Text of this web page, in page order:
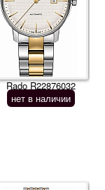
Rado R22876032
нет в наличии